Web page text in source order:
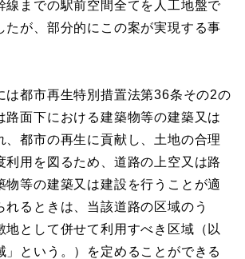
線までの駅前空間全てを人工地盤で
たが、部分的にこの案が実現する事
は都市再生特別措置法第36条その2の
路面下における建築物等の建築又は
、都市の再生に貢献し、土地の合理
利用を図るため、道路の上空又は路
物等の建築又は建設を行うことが適
れるときは、当該道路の区域のう
地として併せて利用すべき区域 （以
という。）
を定めることができる